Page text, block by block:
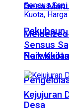
Desa
Desa
Sensus
Naik
Kejujuran